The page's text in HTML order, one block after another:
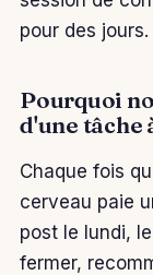
pour des jours.
Pourquoi
d'une tâche
Chaque fois
cerveau paie
post le lundi,
fermer,